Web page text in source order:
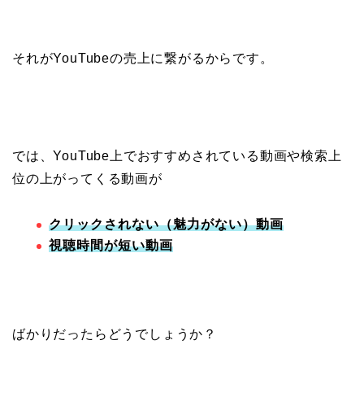
それがYouTubeの売上に繋がるからです。
では、YouTube上でおすすめされている動画や検索上
位の上がってくる動画が
クリックされない（魅力がない）動画
視聴時間が短い動画
ばかりだったらどうでしょうか？